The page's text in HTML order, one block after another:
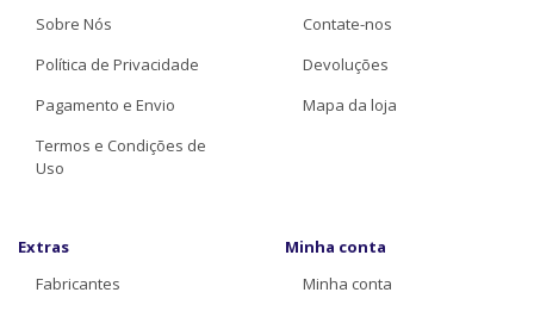
Sobre Nós
Política de Privacidade
Pagamento e Envio
Termos e Condições de
Uso
Contate-nos
Devoluções
Mapa da loja
Extras
Fabricantes
Minha conta
Minha conta